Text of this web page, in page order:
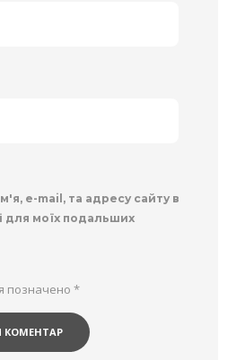
e-mail, та адресу сайту в
для моїх подальших
позначено *